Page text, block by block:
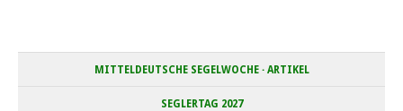
MITTELDEUTSCHE SEGELWOCHE · ARTIKEL
SEGLERTAG 2027